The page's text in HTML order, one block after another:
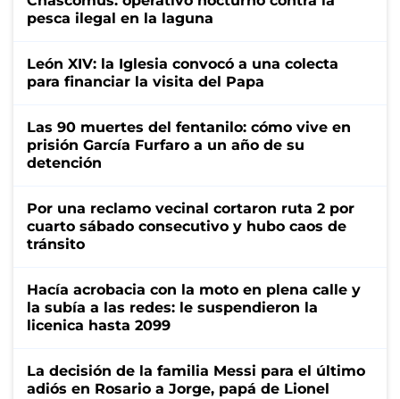
pesca ilegal en la laguna
León XIV: la Iglesia convocó a una colecta
para financiar la visita del Papa
Las 90 muertes del fentanilo: cómo vive en
prisión García Furfaro a un año de su
detención
Por una reclamo vecinal cortaron ruta 2 por
cuarto sábado consecutivo y hubo caos de
tránsito
Hacía acrobacia con la moto en plena calle y
la subía a las redes: le suspendieron la
licenica hasta 2099
La decisión de la familia Messi para el último
adiós en Rosario a Jorge, papá de Lionel